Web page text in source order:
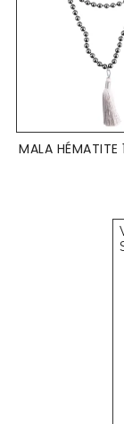
MALA HÉMATITE